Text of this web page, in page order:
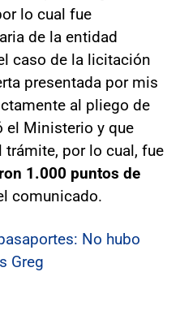
lo cual fue
de la entidad
caso de la licitación
presentada por mis
al pliego de
el Ministerio y que
por lo cual, fue
1.000 puntos de
comunicado.
No hubo
Greg